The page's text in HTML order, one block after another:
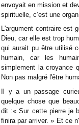
envoyait en mission et
spirituelle, c’est une
L'argument contraire est
Dieu, car elle est trop
qui aurait pu être utilisé
humain, car les
simplement la croyance
Non pas malgré l'être
Il y a un passage
quelque chose que
dit :« Sur cette pierre je
finira par arriver. » Et ce